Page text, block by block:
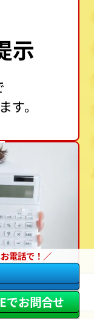
示
。
電話で！
でお問合せ